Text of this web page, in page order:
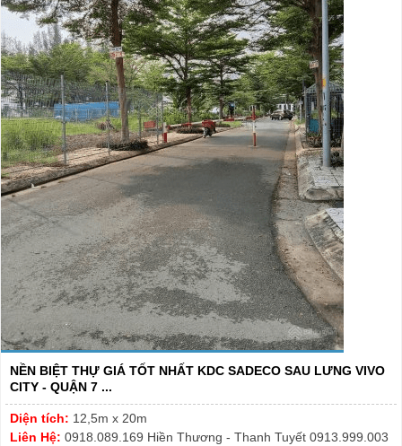
NỀN BIỆT THỰ GIÁ TỐT NHẤT KDC SADECO SAU LƯNG VIVO
CITY - QUẬN 7 ...
Diện tích: 12,5m x 20m
Liên Hệ: 0918.089.169 Hiền Thương - Thanh Tuyết 0913.999.003